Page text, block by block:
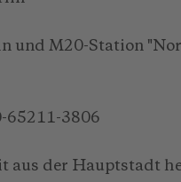
und M20-Station
65211-3806
aus der Hauptstadt